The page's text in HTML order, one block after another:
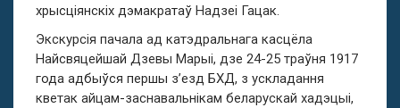
хрысціянскіх дэмакратаў Надзеі Гацак.
Экскурсія пачала ад катэдральнага касцёла
Найсвяцейшай Дзевы Марыі, дзе 24-25 траўня 1917
года адбыўся першы з’езд БХД, з ускладання
кветак айцам-заснавальнікам беларускай хадэцыі,